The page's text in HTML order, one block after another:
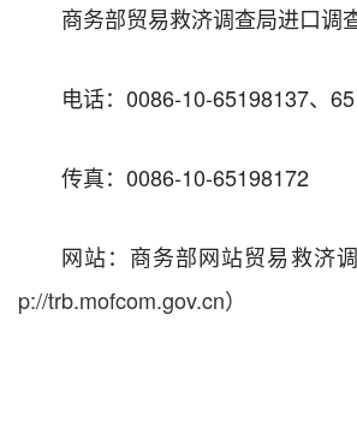
商务部贸易救济调查局进口调
电话：0086-10-65198137、
传真：0086-10-65198172
网站：商务部网站贸易救济
p://trb.mofcom.gov.cn）